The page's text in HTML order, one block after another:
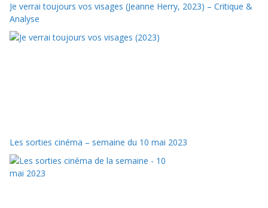
Je verrai toujours vos visages (Jeanne Herry, 2023) – Critique &
Analyse
Les sorties cinéma – semaine du 10 mai 2023